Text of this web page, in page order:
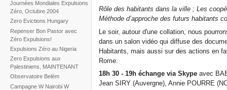
Journées Mondiales Expulsions
Zéro, Octubre 2004
Zero Evictions Hungary
Repenser Bon Pastor avec
Zéro Expulsions!
Expulsions Zéro au Nigeria
Zero Expulsions aux
Palestiniens, MAINTENANT
Observatoire Belém
Campagne W Nairobi W
Rôle des habitants dans la ville ; Les
Méthode d’approche des futurs habitants
Le soir, autour d'une collation, nous
dans un salon vidéo qui diffuse des
Habitants, mais aussi sur des actions en
Rome.
18h 30 - 19h échange via Skypeavec
Jean SIRY (Auvergne), Annie POURRE